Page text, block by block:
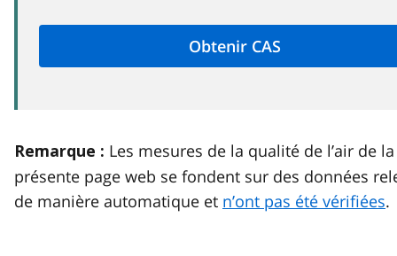
Remarque : Les mesures de la qualité de l’air de la
présente page web se fondent sur des données
de manière automatique et n’ont pas été vérifiées.